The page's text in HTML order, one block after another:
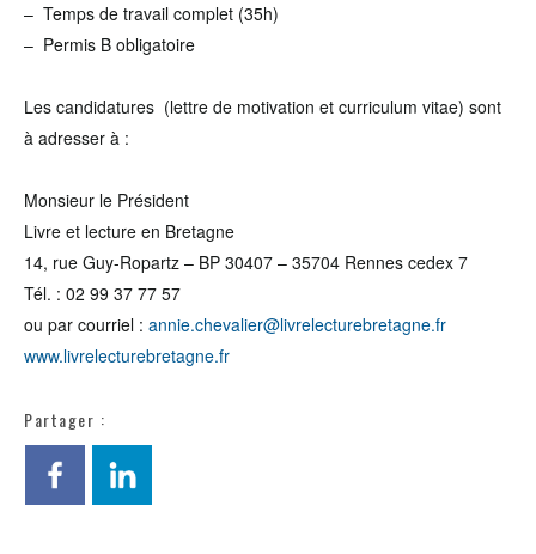
– Temps de travail complet (35h)
– Permis B obligatoire
Les candidatures (lettre de motivation et curriculum vitae) sont
à adresser à :
Monsieur le Président
Livre et lecture en Bretagne
14, rue Guy-Ropartz – BP 30407 – 35704 Rennes cedex 7
Tél. : 02 99 37 77 57
ou par courriel : annie.chevalier@livrelecturebretagne.fr
www.livrelecturebretagne.fr
Partager :